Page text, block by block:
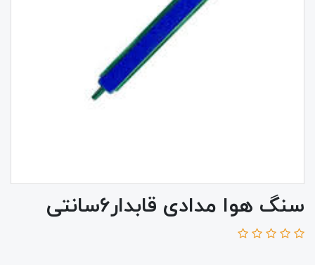
سنگ هوا مدادی قابدار6سانتی